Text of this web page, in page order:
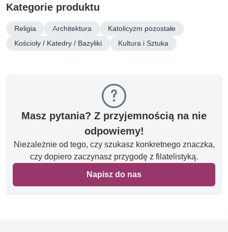
Kategorie produktu
Religia Architektura
Katolicyzm pozostałe
Kościoły / Katedry / Bazyliki
Kultura i Sztuka
Masz pytania? Z przyjemnością na nie
odpowiemy!
Niezależnie od tego, czy szukasz konkretnego znaczka,
czy dopiero zaczynasz przygodę z filatelistyką.
Napisz do nas